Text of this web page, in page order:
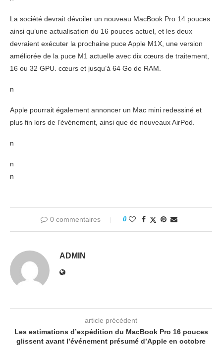
La société devrait dévoiler un nouveau MacBook Pro 14 pouces
ainsi qu’une actualisation du 16 pouces actuel, et les deux
devraient exécuter la prochaine puce Apple M1X, une version
améliorée de la puce M1 actuelle avec dix cœurs de traitement,
16 ou 32 GPU. cœurs et jusqu’à 64 Go de RAM.
n
Apple pourrait également annoncer un Mac mini redessiné et
plus fin lors de l’événement, ainsi que de nouveaux AirPod.
n
n
n
0 commentaires 0
ADMIN
article précédent
Les estimations d’expédition du MacBook Pro 16 pouces
glissent avant l’événement présumé d’Apple en octobre